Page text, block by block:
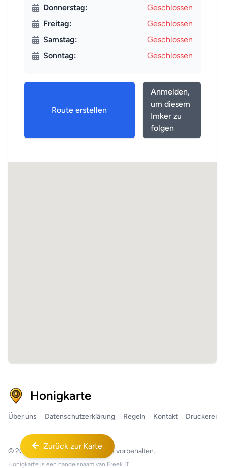
Donnerstag:
Geschlossen
Freitag:
Geschlossen
Samstag:
Geschlossen
Sonntag:
Geschlossen
Route erstellen
Anmelden,
um diesem
Imker zu
folgen
Zurück zur Karte
Honigkarte
Über uns Datenschutzerklärung Regeln Kontakt Druckerei
© 2026 Honigkarte™ Alle Rechte vorbehalten.
Honigkarte is een handelsnaam van Freek IT